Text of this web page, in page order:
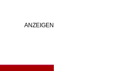
ANZEIGEN